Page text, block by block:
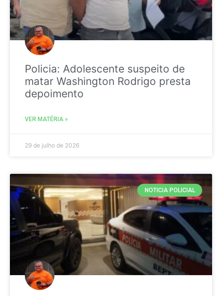
Policia: Adolescente suspeito de
matar Washington Rodrigo presta
depoimento
VER MATÉRIA »
29 de julho de 2026
NOTICIA POLICIAL